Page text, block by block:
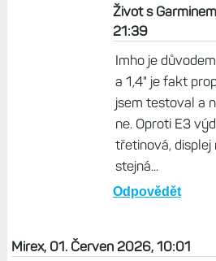
Život s
21:39
Imho je
a 1,4" je fakt
jsem testoval a
ne. Oproti E3
třetinová, displej
stejná...
Odpovědět
Mirex, 01. Červen 2026, 10:01